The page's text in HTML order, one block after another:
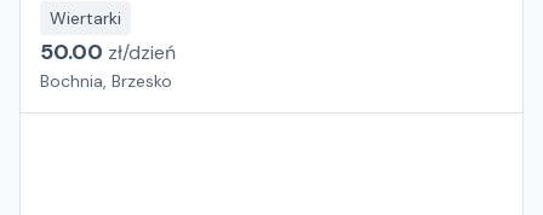
Wiertarki
50.00 zł/dzień
Bochnia, Brzesko